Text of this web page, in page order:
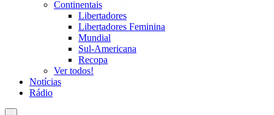
Continentais
Libertadores
Libertadores Feminina
Mundial
Sul-Americana
Recopa
Ver todos!
Notícias
Rádio